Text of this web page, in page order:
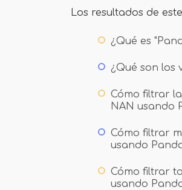
Los resultados de
¿Qué es
¿Qué son los
Cómo filtrar
NAN usando
Cómo filtrar
usando
Cómo filtrar
usando